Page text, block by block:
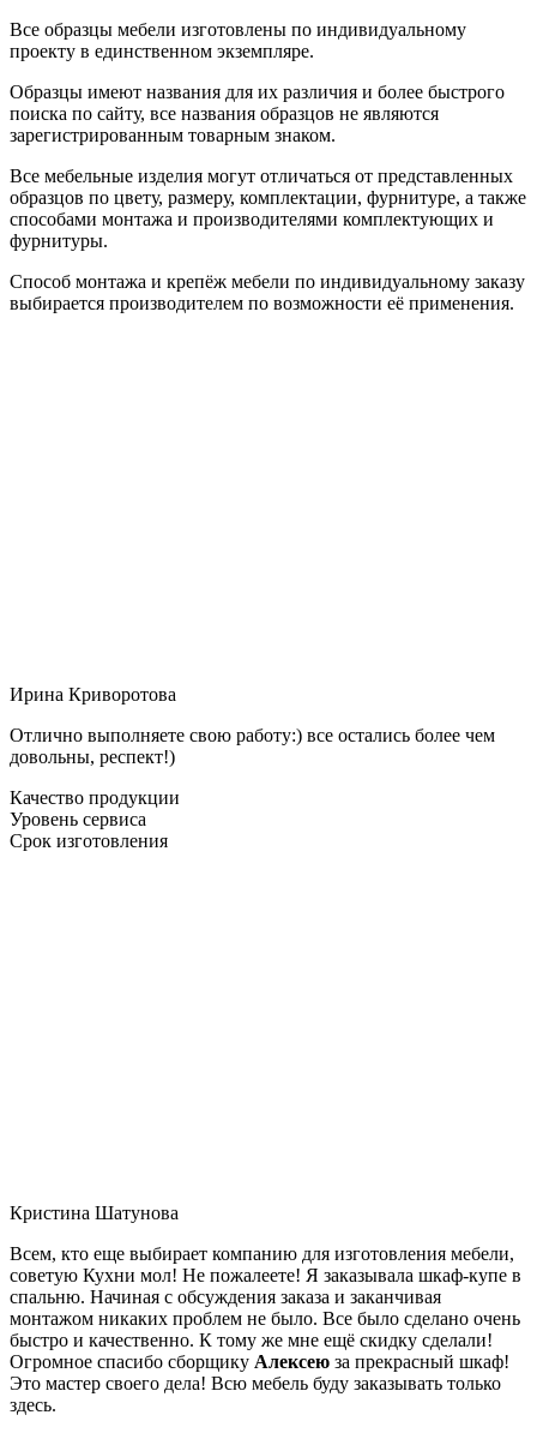
Все образцы мебели изготовлены по индивидуальному
проекту в единственном экземпляре.
Образцы имеют названия для их различия и более быстрого
поиска по сайту, все названия образцов не являются
зарегистрированным товарным знаком.
Все мебельные изделия могут отличаться от представленных
образцов по цвету, размеру, комплектации, фурнитуре, а также
способами монтажа и производителями комплектующих и
фурнитуры.
Способ монтажа и крепёж мебели по индивидуальному заказу
выбирается производителем по возможности её применения.
Ирина Криворотова
Отлично выполняете свою работу:) все остались более чем
довольны, респект!)
Качество продукции
Уровень сервиса
Срок изготовления
Кристина Шатунова
Всем, кто еще выбирает компанию для изготовления мебели,
советую Кухни мол! Не пожалеете! Я заказывала шкаф-купе в
спальню. Начиная с обсуждения заказа и заканчивая
монтажом никаких проблем не было. Все было сделано очень
быстро и качественно. К тому же мне ещё скидку сделали!
Огромное спасибо сборщику Алексею за прекрасный шкаф!
Это мастер своего дела! Всю мебель буду заказывать только
здесь.